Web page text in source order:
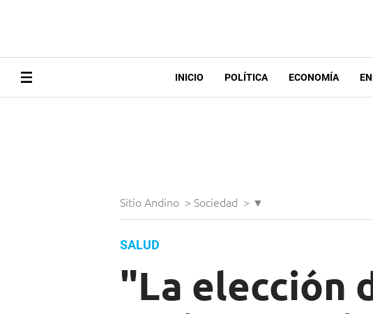
INICIO POLÍTICA ECONOMÍA
Sitio Andino > Sociedad > ▼
SALUD
"La elección